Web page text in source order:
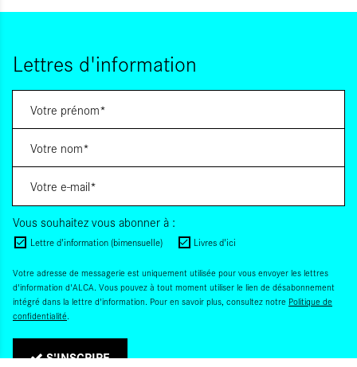
Lettres d'information
Vous souhaitez vous abonner à :
Lettre d'information (bimensuelle) Livres d'ici
Votre adresse de messagerie est uniquement utilisée pour vous envoyer les lettres
d'information d'ALCA. Vous pouvez à tout moment utiliser le lien de désabonnement
intégré dans la lettre d'information. Pour en savoir plus, consultez notre Politique de
confidentialité.
S'INSCRIRE